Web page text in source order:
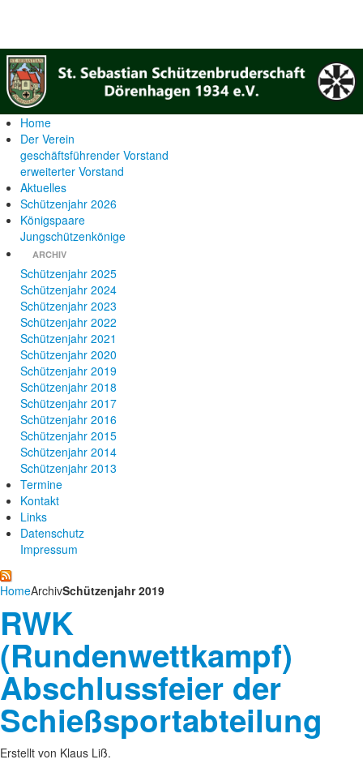
Home
Der Verein
geschäftsführender Vorstand
erweiterter Vorstand
Aktuelles
Schützenjahr 2026
Königspaare
Jungschützenkönige
ARCHIV
Schützenjahr 2025
Schützenjahr 2024
Schützenjahr 2023
Schützenjahr 2022
Schützenjahr 2021
Schützenjahr 2020
Schützenjahr 2019
Schützenjahr 2018
Schützenjahr 2017
Schützenjahr 2016
Schützenjahr 2015
Schützenjahr 2014
Schützenjahr 2013
Termine
Kontakt
Links
Datenschutz
Impressum
HomeArchivSchützenjahr 2019
RWK
(Rundenwettkampf)
Abschlussfeier der
Schießsportabteilung
Erstellt von Klaus Liß.